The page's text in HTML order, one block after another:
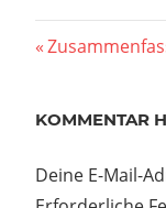
Vorheriger
KOMMENTAR
Deine E-Mail-